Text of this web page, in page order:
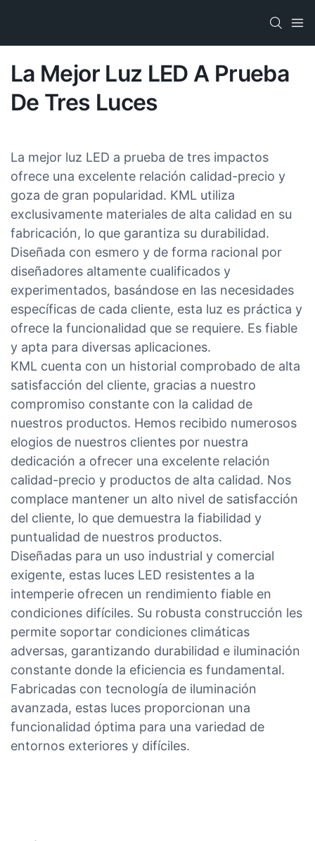
La Mejor Luz LED A Prueba
De Tres Luces
La mejor luz LED a prueba de tres impactos
ofrece una excelente relación calidad-precio y
goza de gran popularidad. KML utiliza
exclusivamente materiales de alta calidad en su
fabricación, lo que garantiza su durabilidad.
Diseñada con esmero y de forma racional por
diseñadores altamente cualificados y
experimentados, basándose en las necesidades
específicas de cada cliente, esta luz es práctica y
ofrece la funcionalidad que se requiere. Es fiable
y apta para diversas aplicaciones.
KML cuenta con un historial comprobado de alta
satisfacción del cliente, gracias a nuestro
compromiso constante con la calidad de
nuestros productos. Hemos recibido numerosos
elogios de nuestros clientes por nuestra
dedicación a ofrecer una excelente relación
calidad-precio y productos de alta calidad. Nos
complace mantener un alto nivel de satisfacción
del cliente, lo que demuestra la fiabilidad y
puntualidad de nuestros productos.
Diseñadas para un uso industrial y comercial
exigente, estas luces LED resistentes a la
intemperie ofrecen un rendimiento fiable en
condiciones difíciles. Su robusta construcción les
permite soportar condiciones climáticas
adversas, garantizando durabilidad e iluminación
constante donde la eficiencia es fundamental.
Fabricadas con tecnología de iluminación
avanzada, estas luces proporcionan una
funcionalidad óptima para una variedad de
entornos exteriores y difíciles.